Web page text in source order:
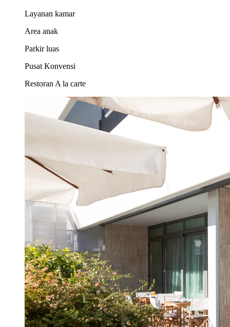
Layanan kamar
Area anak
Parkir luas
Pusat Konvensi
Restoran A la carte